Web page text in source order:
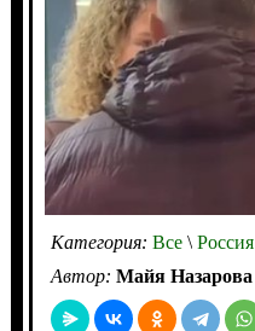
Категория: Все\Россия
Автор: Майя Назарова